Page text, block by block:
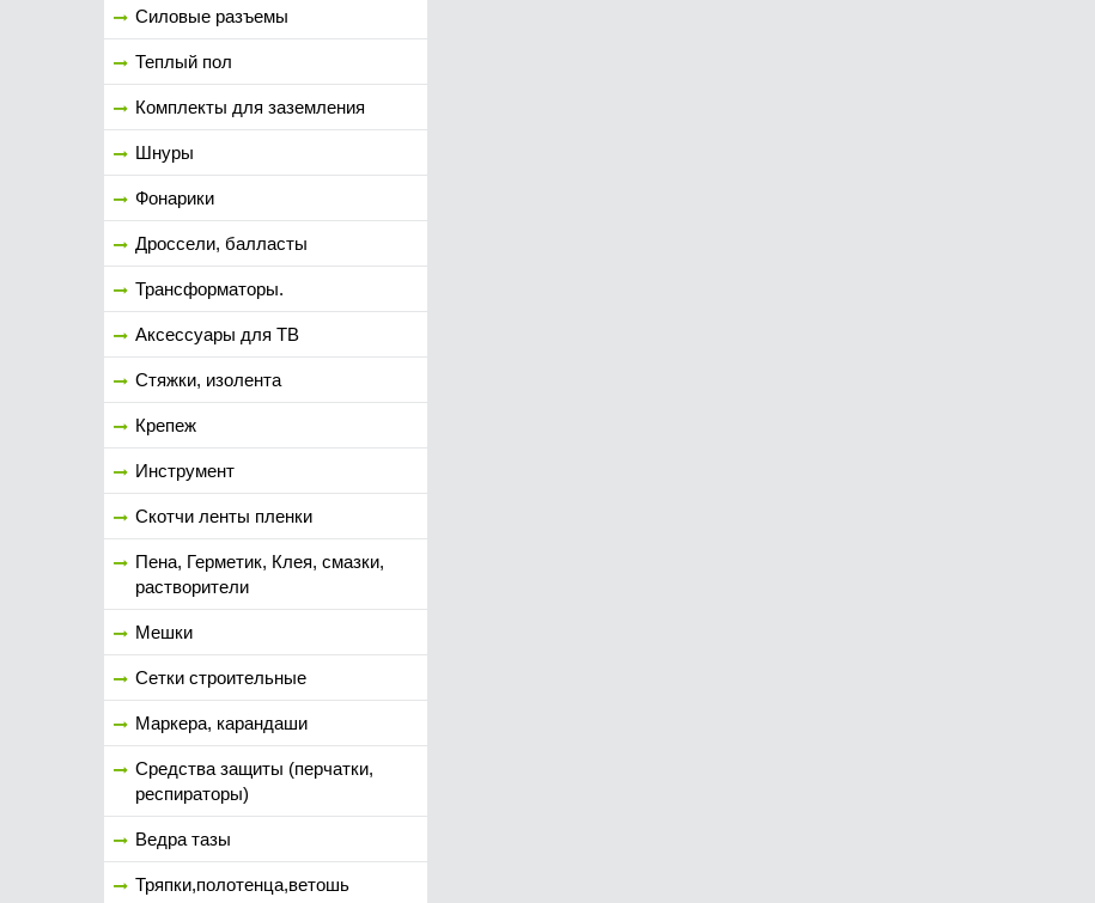
Силовые разъемы
Теплый пол
Комплекты для заземления
Шнуры
Фонарики
Дроссели, балласты
Трансформаторы.
Аксессуары для ТВ
Стяжки, изолента
Крепеж
Инструмент
Скотчи ленты пленки
Пена, Герметик, Клея, смазки,
растворители
Мешки
Сетки строительные
Маркера, карандаши
Средства защиты (перчатки,
респираторы)
Ведра тазы
Тряпки,полотенца,ветошь